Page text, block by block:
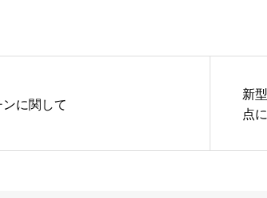
に関して
新
点